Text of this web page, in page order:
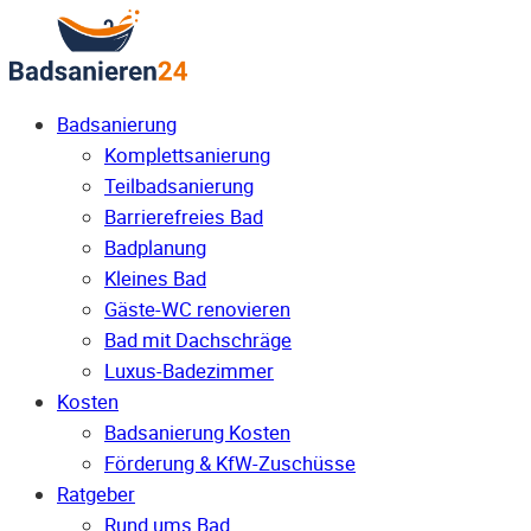
Badsanierung
Komplettsanierung
Teilbadsanierung
Barrierefreies Bad
Badplanung
Kleines Bad
Gäste-WC renovieren
Bad mit Dachschräge
Luxus-Badezimmer
Kosten
Badsanierung Kosten
Förderung & KfW-Zuschüsse
Ratgeber
Rund ums Bad